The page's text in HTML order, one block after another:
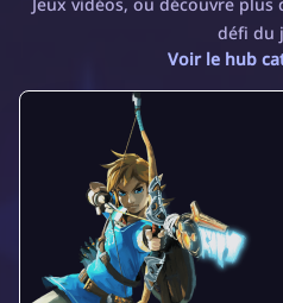
défi du
Voir le hub